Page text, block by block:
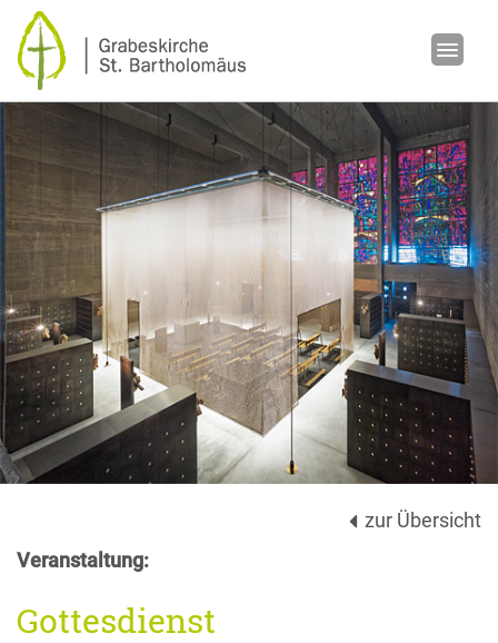
zur Übersicht
Veranstaltung:
Gottesdienst